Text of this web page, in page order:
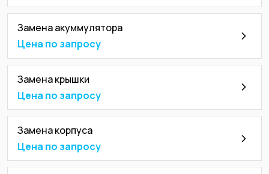
Замена акуммулятора
Цена по запросу
Замена крышки
Цена по запросу
Замена корпуса
Цена по запросу